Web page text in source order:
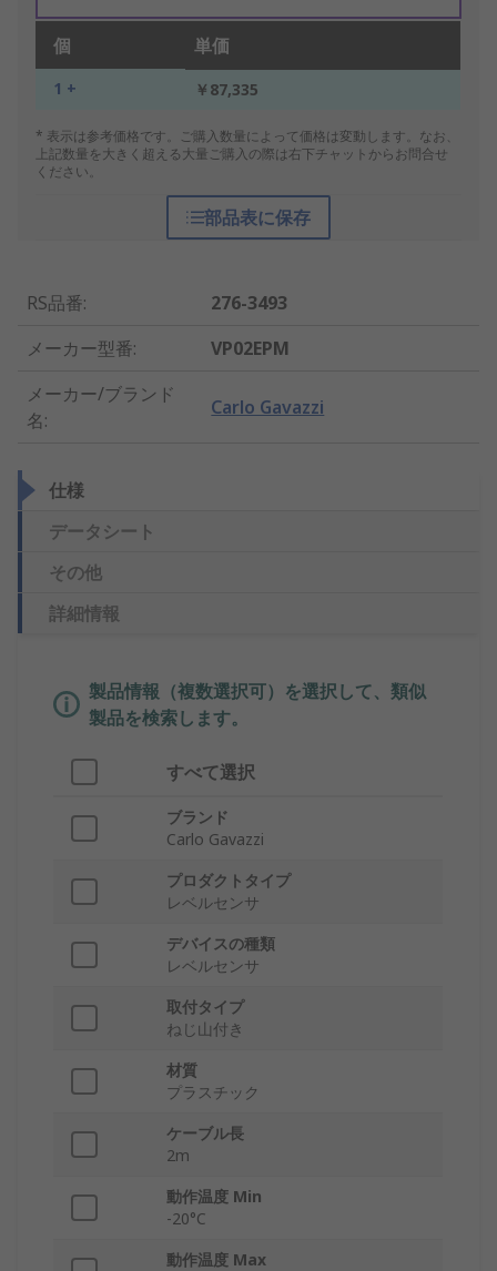
個 単価
1 + ￥87,335
* 表示は参考価格です。ご購入数量によって価格は変動します。なお、
上記数量を大きく超える大量ご購入の際は右下チャットからお問合せ
ください。
部品表に保存
RS品番:
276-3493
メーカー型番:
VP02EPM
メーカー/ブランド
名:
Carlo Gavazzi
仕様
データシート
その他
詳細情報
製品情報（複数選択可）を選択して、類似
製品を検索します。
すべて選択
ブランド
Carlo Gavazzi
プロダクトタイプ
レベルセンサ
デバイスの種類
レベルセンサ
取付タイプ
ねじ山付き
材質
プラスチック
ケーブル長
2m
動作温度 Min
-20°C
動作温度 Max